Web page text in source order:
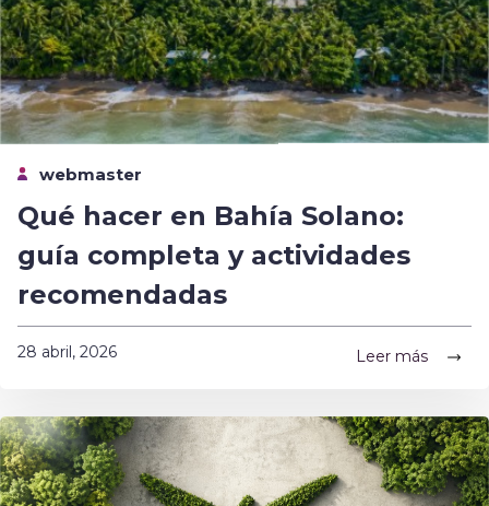
webmaster
Qué hacer en Bahía Solano:
guía completa y actividades
recomendadas
28 abril, 2026 Leer más